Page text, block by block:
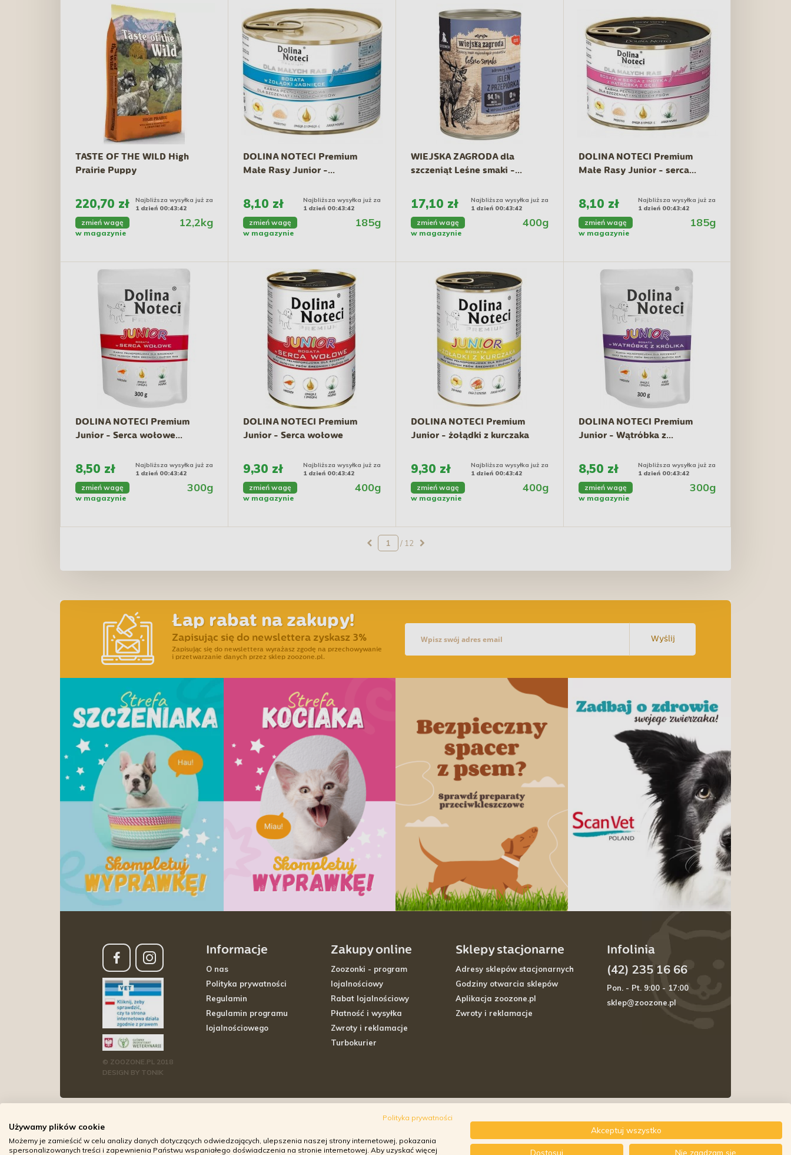
TASTE OF THE WILD High
Prairie Puppy
220,70 zł
Najbliższa wysyłka już za
1 dzień 00:43:41
zmień wagę 12,2kg
w magazynie
DOLINA NOTECI Premium
Małe Rasy Junior -...
8,10 zł
Najbliższa wysyłka już za
1 dzień 00:43:41
zmień wagę 185g
w magazynie
WIEJSKA ZAGRODA dla
szczeniąt Leśne smaki -...
17,10 zł
Najbliższa wysyłka już za
1 dzień 00:43:41
zmień wagę 400g
w magazynie
DOLINA NOTECI Premium
Małe Rasy Junior - serca...
8,10 zł
Najbliższa wysyłka już za
1 dzień 00:43:41
zmień wagę 185g
w magazynie
DOLINA NOTECI Premium
Junior - Serca wołowe...
8,50 zł
Najbliższa wysyłka już za
1 dzień 00:43:41
zmień wagę 300g
w magazynie
DOLINA NOTECI Premium
Junior - Serca wołowe
9,30 zł
Najbliższa wysyłka już za
1 dzień 00:43:41
zmień wagę 400g
w magazynie
DOLINA NOTECI Premium
Junior - żołądki z kurczaka
9,30 zł
Najbliższa wysyłka już za
1 dzień 00:43:41
zmień wagę 400g
w magazynie
DOLINA NOTECI Premium
Junior - Wątróbka z...
8,50 zł
Najbliższa wysyłka już za
1 dzień 00:43:41
zmień wagę 300g
w magazynie
/ 12
Łap rabat na zakupy!
Zapisując się do newslettera zyskasz 3%
Zapisując się do newslettera wyrażasz zgodę na przechowywanie
i przetwarzanie danych przez sklep zoozone.pl.
Wyślij
© ZOOZONE.PL 2018
DESIGN BY TONIK
Informacje
O nas
Polityka prywatności
Regulamin
Regulamin programu
lojalnościowego
Zakupy online
Zoozonki - program
lojalnościowy
Rabat lojalnościowy
Płatność i wysyłka
Zwroty i reklamacje
Turbokurier
Sklepy stacjonarne
Adresy sklepów stacjonarnych
Godziny otwarcia sklepów
Aplikacja zoozone.pl
Zwroty i reklamacje
Infolinia
(42) 235 16 66
Pon. - Pt. 9:00 - 17:00
sklep@zoozone.pl
Polityka prywatności
Używamy plików cookie
Możemy je zamieścić w celu analizy danych dotyczących odwiedzających, ulepszenia naszej strony internetowej, pokazania
spersonalizowanych treści i zapewnienia Państwu wspaniałego doświadczenia na stronie internetowej. Aby uzyskać więcej
Akceptuj wszystko
Dostosuj Nie zgadzam się